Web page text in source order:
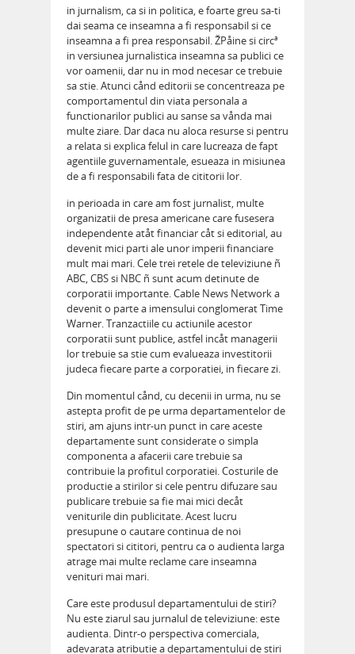
in jurnalism, ca si in politica, e foarte greu sa-ti
dai seama ce inseamna a fi responsabil si ce
inseamna a fi prea responsabil. ŽPåine si circª
in versiunea jurnalistica inseamna sa publici ce
vor oamenii, dar nu in mod necesar ce trebuie
sa stie. Atunci cånd editorii se concentreaza pe
comportamentul din viata personala a
functionarilor publici au sanse sa vånda mai
multe ziare. Dar daca nu aloca resurse si pentru
a relata si explica felul in care lucreaza de fapt
agentiile guvernamentale, esueaza in misiunea
de a fi responsabili fata de cititorii lor.
in perioada in care am fost jurnalist, multe
organizatii de presa americane care fusesera
independente atåt financiar cåt si editorial, au
devenit mici parti ale unor imperii financiare
mult mai mari. Cele trei retele de televiziune ñ
ABC, CBS si NBC ñ sunt acum detinute de
corporatii importante. Cable News Network a
devenit o parte a imensului conglomerat Time
Warner. Tranzactiile cu actiunile acestor
corporatii sunt publice, astfel incåt managerii
lor trebuie sa stie cum evalueaza investitorii
judeca fiecare parte a corporatiei, in fiecare zi.
Din momentul cånd, cu decenii in urma, nu se
astepta profit de pe urma departamentelor de
stiri, am ajuns intr-un punct in care aceste
departamente sunt considerate o simpla
componenta a afacerii care trebuie sa
contribuie la profitul corporatiei. Costurile de
productie a stirilor si cele pentru difuzare sau
publicare trebuie sa fie mai mici decåt
veniturile din publicitate. Acest lucru
presupune o cautare continua de noi
spectatori si cititori, pentru ca o audienta larga
atrage mai multe reclame care inseamna
venituri mai mari.
Care este produsul departamentului de stiri?
Nu este ziarul sau jurnalul de televiziune: este
audienta. Dintr-o perspectiva comerciala,
adevarata atributie a departamentului de stiri